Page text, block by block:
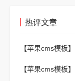
热评文章
【苹果cms模板】
【苹果cms模板】